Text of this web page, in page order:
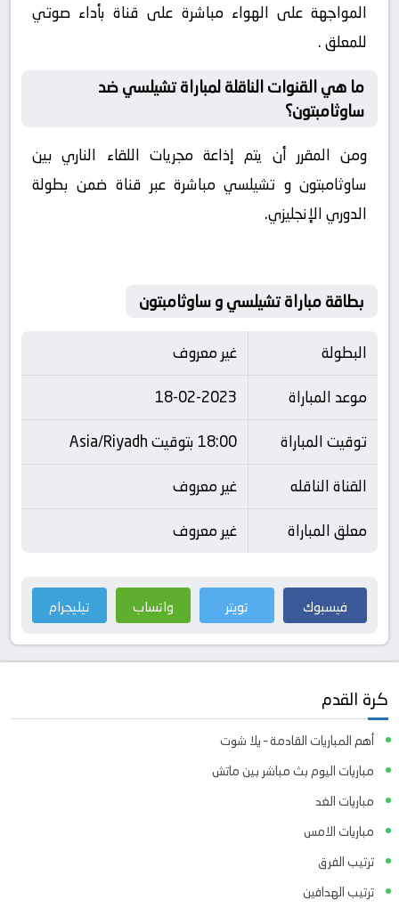
المواجهة على الهواء مباشرة على قناة بأداء صوتي
للمعلق .
ما هي القنوات الناقلة لمباراة تشيلسي ضد
ساوثامبتون؟
ومن المقرر أن يتم إذاعة مجريات اللقاء الناري بين
ساوثامبتون و تشيلسي مباشرة عبر قناة ضمن بطولة
الدوري الإنجليزي.
بطاقة مباراة تشيلسي و ساوثامبتون
البطولة
غير معروف
موعد المباراة
18-02-2023
توقيت المباراة
18:00 بتوقيت Asia/Riyadh
القناة الناقله
غير معروف
معلق المباراة
غير معروف
فيسبوك تويتر واتساب تيليجرام
كرة القدم
أهم المباريات القادمة – يلا شوت
مباريات اليوم بث مباشر بين ماتش
مباريات الغد
مباريات الامس
ترتيب الفرق
ترتيب الهدافين